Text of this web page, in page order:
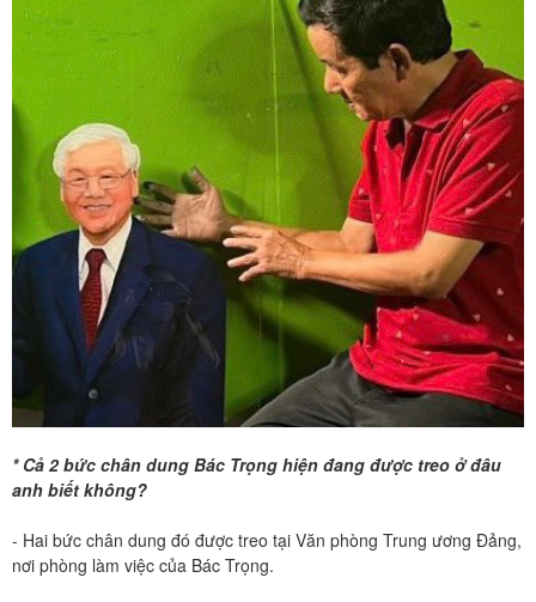
* Cả 2 bức chân dung Bác Trọng hiện đang được treo ở đâu
anh biết không?
- Hai bức chân dung đó được treo tại Văn phòng Trung ương Đảng,
nơi phòng làm việc của Bác Trọng.